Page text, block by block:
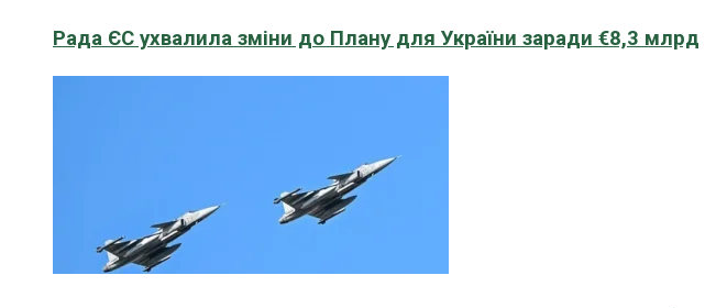
Рада ЄС ухвалила зміни до Плану для України заради €8,3 млрд